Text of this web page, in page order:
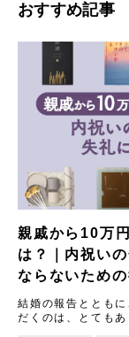
おすすめ記事
親戚から10万
は？｜内祝い
ならないため
結婚の報告ととも
だくのは、とても